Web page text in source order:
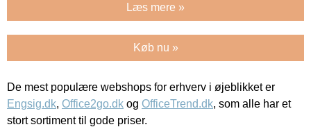
Læs mere »
Køb nu »
De mest populære webshops for erhverv i øjeblikket er
Engsig.dk, Office2go.dk og OfficeTrend.dk, som alle har et
stort sortiment til gode priser.